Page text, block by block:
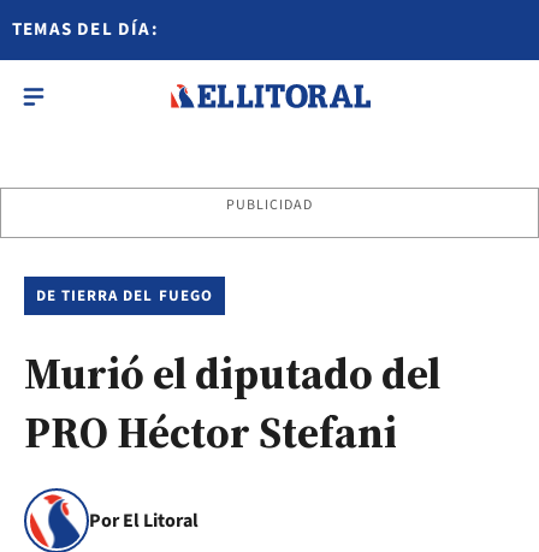
TEMAS DEL DÍA:
PUBLICIDAD
DE TIERRA DEL FUEGO
Murió el diputado del
PRO Héctor Stefani
Por El Litoral